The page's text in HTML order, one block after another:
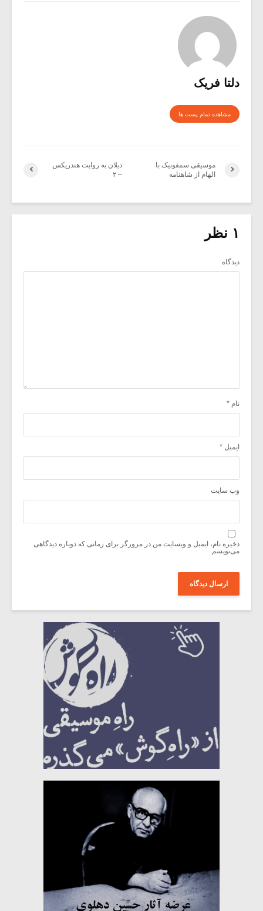
دلتا فریک
مشاهده تمام پست ها
دیلان‌ به‌ روایت‌ هندریکس‌
– ۲
موسیقی سمفونیک با
الهام از شاهنامه
۱ نظر
دیدگاه
نام *
ایمیل *
وب‌ سایت
ذخیره نام، ایمیل و وبسایت من در مرورگر برای زمانی که دوباره دیدگاهی
می‌نویسم.